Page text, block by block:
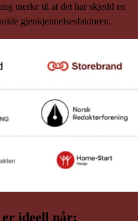
merke til at det har skjedd en
gjenkjennelsesfaktoren.
ideell når: